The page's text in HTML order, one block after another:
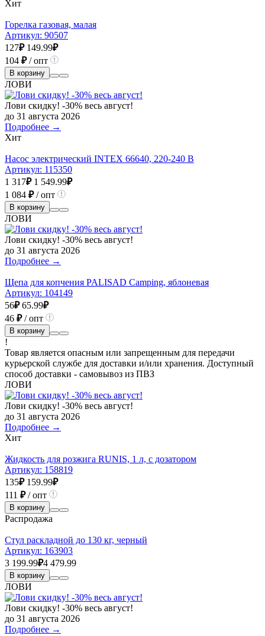
Хит
Горелка газовая, малая
Артикул: 90507
127₽ 149.99₽
104 ₽/ опт
В корзину
ЛОВИ
Лови скидку! -30% весь август!
до 31 августа 2026
Подробнее →
Хит
Насос электрический INTEX 66640, 220-240 В
Артикул: 115350
1 317₽ 1 549.99₽
1 084 ₽/ опт
В корзину
ЛОВИ
Лови скидку! -30% весь август!
до 31 августа 2026
Подробнее →
Щепа для копчения PALISAD Camping, яблоневая
Артикул: 104149
56₽ 65.99₽
46 ₽/ опт
В корзину
!
Товар является опасным или запрещенным для передачи
курьерской службе для доставки и/или хранения. Доступный
способ доставки - самовывоз из ПВЗ
ЛОВИ
Лови скидку! -30% весь август!
до 31 августа 2026
Подробнее →
Хит
Жидкость для розжига RUNIS, 1 л, с дозатором
Артикул: 158819
135₽ 159.99₽
111 ₽/ опт
В корзину
Распродажа
Стул раскладной до 130 кг, черный
Артикул: 163903
3 199.99₽4 479.99
В корзину
ЛОВИ
Лови скидку! -30% весь август!
до 31 августа 2026
Подробнее →